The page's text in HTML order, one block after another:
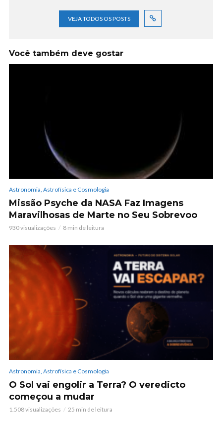
VEJA TODOS OS POSTS
Você também deve gostar
Astronomia, Astrofísica e Cosmologia
Missão Psyche da NASA Faz Imagens
Maravilhosas de Marte no Seu Sobrevoo
930 visualizações 8 min de leitura
Astronomia, Astrofísica e Cosmologia
O Sol vai engolir a Terra? O veredicto
começou a mudar
1.508 visualizações 25 min de leitura